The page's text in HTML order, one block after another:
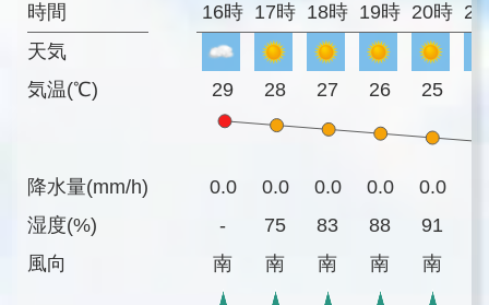
時間
天気
気温(℃)
降水量(mm/h)
湿度(%)
風向
16時 17時 18時 19時 20時
29 28 27 26 25
0.0 0.0 0.0 0.0 0.0
-
75 83 88 91
南
南 南 南 南